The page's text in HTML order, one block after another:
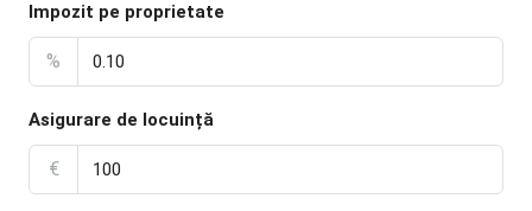
Impozit pe proprietate
%
Asigurare de locuință
€